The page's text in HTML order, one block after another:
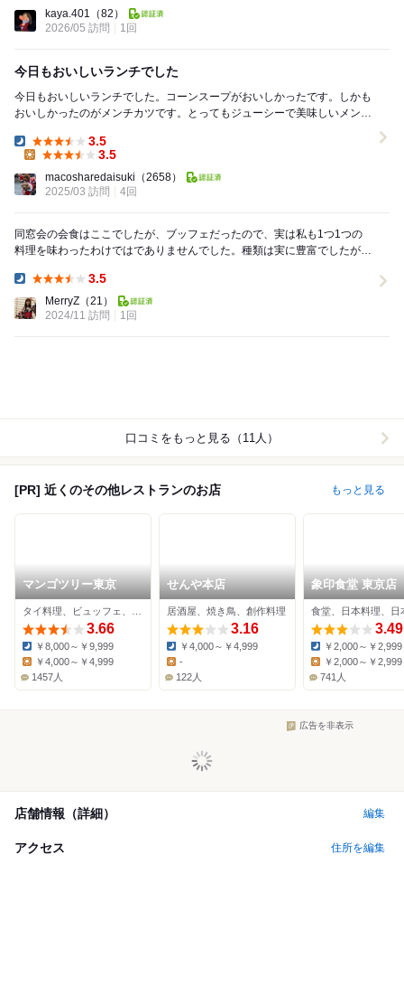
kaya.401 （82）
2026/05 訪問
1回
今日もおいしいランチでした
今日もおいしいランチでした。コーンスープがおいしかったです。しかも
おいしかったのがメンチカツです。とってもジューシーで美味しいメンチ
Dinner:
3.5
3.5
macosharedaisuki （2658）
2025/03 訪問
4回
同窓会の会食はここでしたが、ブッフェだったので、実は私も1つ1つの
料理を味わったわけではでありませんでした。種類は実に豊富でしたが、
3.5
MerryZ （21）
2024/11 訪問
1回
口コミをもっと見る（11人）
[PR] 近くのその他レストランのお店 もっと見る
マンゴツリー東京
3.66
Dinner:
￥8,000～￥9,999
￥4,000～￥4,999
1457人
せんや本店
居酒屋、焼き鳥、創作料理
3.16
Dinner:
￥4,000～￥4,999
-
122人
象印食堂 東京店
3.49
Dinner:
￥2,000～￥2,999
￥2,000～￥2,999
741人
広告を非表示
店舗情報（詳細） 編集
アクセス 住所を編集